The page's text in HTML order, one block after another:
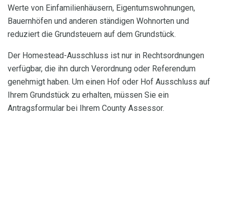
Werte von Einfamilienhäusern, Eigentumswohnungen,
Bauernhöfen und anderen ständigen Wohnorten und
reduziert die Grundsteuern auf dem Grundstück.
Der Homestead-Ausschluss ist nur in Rechtsordnungen
verfügbar, die ihn durch Verordnung oder Referendum
genehmigt haben. Um einen Hof oder Hof Ausschluss auf
Ihrem Grundstück zu erhalten, müssen Sie ein
Antragsformular bei Ihrem County Assessor.